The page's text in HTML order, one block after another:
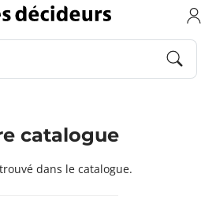
catalogue
dans le catalogue.